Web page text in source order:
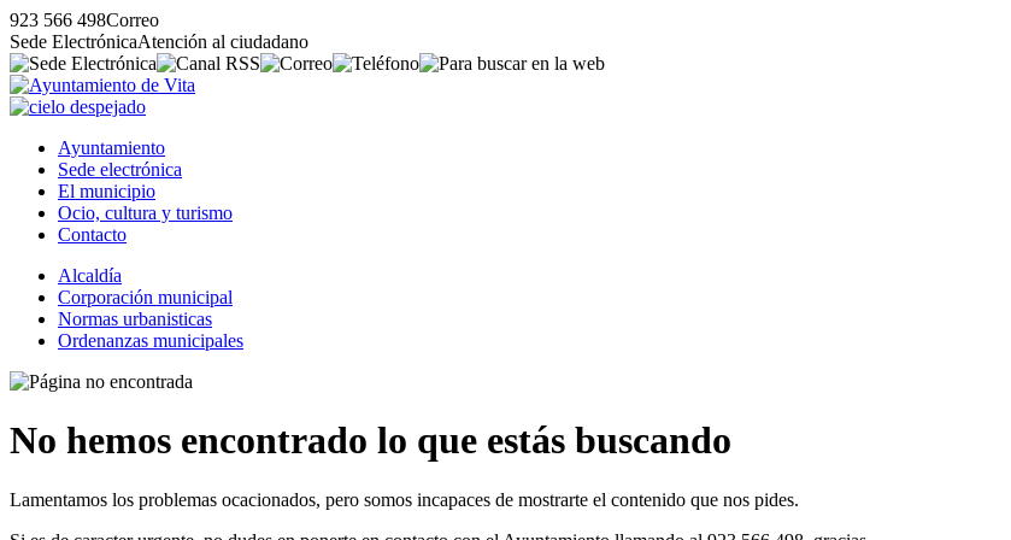
923 566 498Correo
Sede ElectrónicaAtención al ciudadano
Ayuntamiento
Sede electrónica
El municipio
Ocio, cultura y turismo
Contacto
Alcaldía
Corporación municipal
Normas urbanisticas
Ordenanzas municipales
No hemos encontrado lo que estás buscando
Lamentamos los problemas ocacionados, pero somos incapaces de mostrarte el contenido que nos pides.